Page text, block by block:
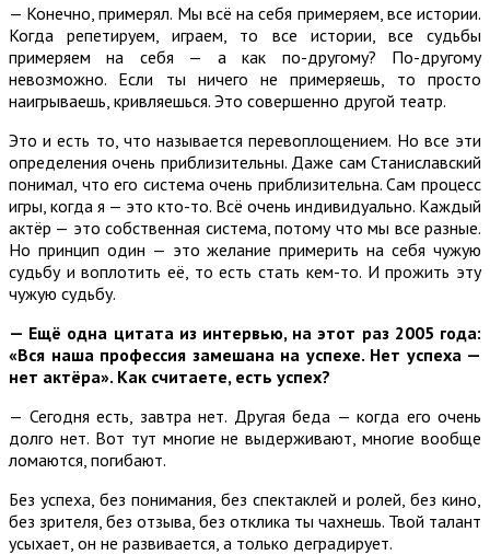
— Конечно, примерял. Мы всё на себя примеряем, все истории.
Когда репетируем, играем, то все истории, все судьбы
примеряем на себя — а как по-другому? По-другому
невозможно. Если ты ничего не примеряешь, то просто
наигрываешь, кривляешься. Это совершенно другой театр.
Это и есть то, что называется перевоплощением. Но все эти
определения очень приблизительны. Даже сам Станиславский
понимал, что его система очень приблизительна. Сам процесс
игры, когда я — это кто-то. Всё очень индивидуально. Каждый
актёр — это собственная система, потому что мы все разные.
Но принцип один — это желание примерить на себя чужую
судьбу и воплотить её, то есть стать кем-то. И прожить эту
чужую судьбу.
— Ещё одна цитата из интервью, на этот раз 2005 года:
«Вся наша профессия замешана на успехе. Нет успеха —
нет актёра». Как считаете, есть успех?
— Сегодня есть, завтра нет. Другая беда — когда его очень
долго нет. Вот тут многие не выдерживают, многие вообще
ломаются, погибают.
Без успеха, без понимания, без спектаклей и ролей, без кино,
без зрителя, без отзыва, без отклика ты чахнешь. Твой талант
усыхает, он не развивается, а только деградирует.